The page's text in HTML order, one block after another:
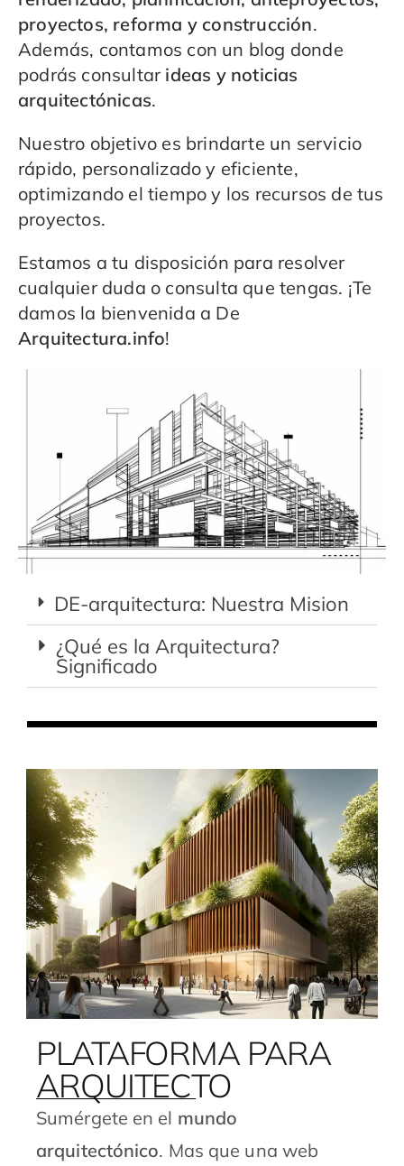
proyectos, reforma y construcción.
Además, contamos con un blog donde
podrás consultar ideas y noticias
arquitectónicas.
Nuestro objetivo es brindarte un servicio
rápido, personalizado y eficiente,
optimizando el tiempo y los recursos de tus
proyectos.
Estamos a tu disposición para resolver
cualquier duda o consulta que tengas. ¡Te
damos la bienvenida a De
Arquitectura.info!
DE-arquitectura: Nuestra Mision
¿Qué es la Arquitectura?
Significado
PLATAFORMA PARA
ARQUITECTO
Sumérgete en el mundo
arquitectónico. Mas que una web